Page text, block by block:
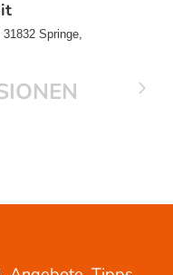
Springe,